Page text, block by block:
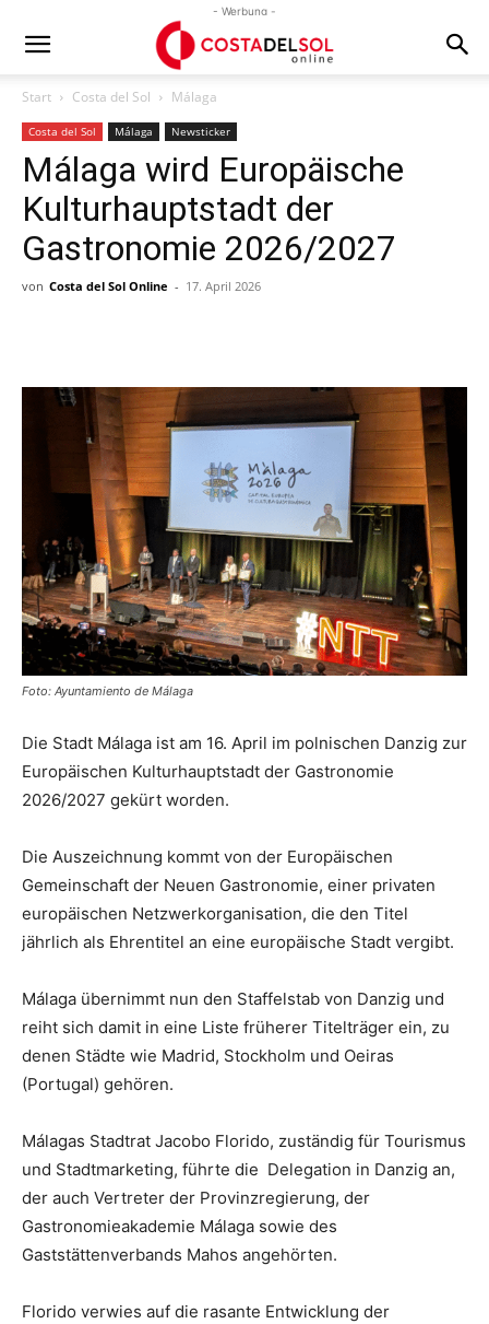
- Werbung -
Start Costa del Sol Málaga
Costa del Sol Málaga Newsticker
Málaga wird Europäische
Kulturhauptstadt der
Gastronomie 2026/2027
von Costa del Sol Online - 17. April 2026
Foto: Ayuntamiento de Málaga
Die Stadt Málaga ist am 16. April im polnischen Danzig zur
Europäischen Kulturhauptstadt der Gastronomie
2026/2027 gekürt worden.
Die Auszeichnung kommt von der Europäischen
Gemeinschaft der Neuen Gastronomie, einer privaten
europäischen Netzwerkorganisation, die den Titel
jährlich als Ehrentitel an eine europäische Stadt vergibt.
Málaga übernimmt nun den Staffelstab von Danzig und
reiht sich damit in eine Liste früherer Titelträger ein, zu
denen Städte wie Madrid, Stockholm und Oeiras
(Portugal) gehören.
Málagas Stadtrat Jacobo Florido, zuständig für Tourismus
und Stadtmarketing, führte die Delegation in Danzig an,
der auch Vertreter der Provinzregierung, der
Gastronomieakademie Málaga sowie des
Gaststättenverbands Mahos angehörten.
Florido verwies auf die rasante Entwicklung der